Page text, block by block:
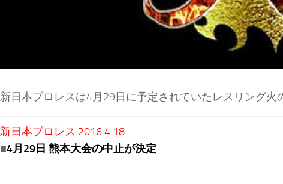
新日本プロレスは4月29日に予定されていたレスリング火
新日本プロレス 2016.4.18
■4月29日 熊本大会の中止が決定